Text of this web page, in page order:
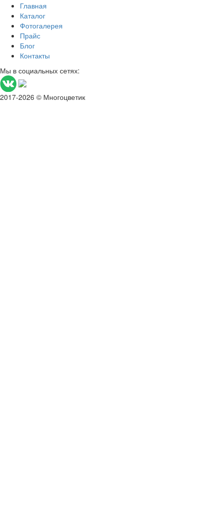
Главная
Каталог
Фотогалерея
Прайс
Блог
Контакты
Мы в социальных сетях:
2017-2026 © Многоцветик